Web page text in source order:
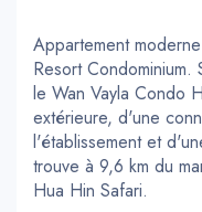
Appartement
Resort
le Wan Vayla Condo
extérieure, d'une
l'établissement et
trouve à 9,6 km du
Hua Hin Safari.